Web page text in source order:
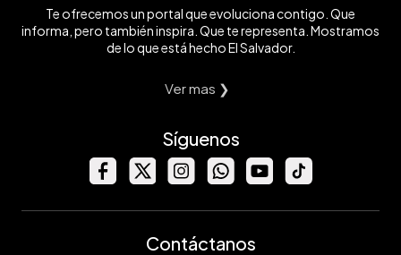
Te ofrecemos un portal que evoluciona contigo. Que
informa, pero también inspira. Que te representa. Mostramos
de lo que está hecho El Salvador.
Ver mas ❯
Síguenos
Contáctanos